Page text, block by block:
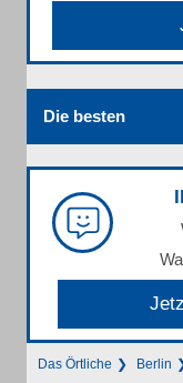
Die besten
Das Örtliche Berlin